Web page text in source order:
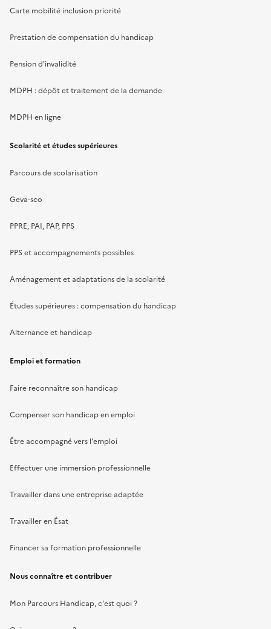
Carte mobilité inclusion priorité
Prestation de compensation du handicap
Pension d'invalidité
MDPH : dépôt et traitement de la demande
MDPH en ligne
Scolarité et études supérieures
Parcours de scolarisation
Geva-sco
PPRE, PAI, PAP, PPS
PPS et accompagnements possibles
Aménagement et adaptations de la scolarité
Études supérieures : compensation du handicap
Alternance et handicap
Emploi et formation
Faire reconnaître son handicap
Compenser son handicap en emploi
Être accompagné vers l'emploi
Effectuer une immersion professionnelle
Travailler dans une entreprise adaptée
Travailler en Ésat
Financer sa formation professionnelle
Nous connaître et contribuer
Mon Parcours Handicap, c'est quoi ?